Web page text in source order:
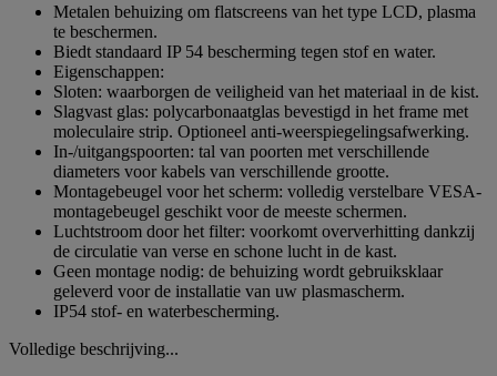
Dezelfde
paginalink.
Metalen behuizing om flatscreens van het type LCD, plasma
te beschermen.
Biedt standaard IP 54 bescherming tegen stof en water.
Eigenschappen:
Sloten: waarborgen de veiligheid van het materiaal in de kist.
Slagvast glas: polycarbonaatglas bevestigd in het frame met
moleculaire strip. Optioneel anti-weerspiegelingsafwerking.
In-/uitgangspoorten: tal van poorten met verschillende
diameters voor kabels van verschillende grootte.
Montagebeugel voor het scherm: volledig verstelbare VESA-
montagebeugel geschikt voor de meeste schermen.
Luchtstroom door het filter: voorkomt oververhitting dankzij
de circulatie van verse en schone lucht in de kast.
Geen montage nodig: de behuizing wordt gebruiksklaar
geleverd voor de installatie van uw plasmascherm.
IP54 stof- en waterbescherming.
Volledige beschrijving...